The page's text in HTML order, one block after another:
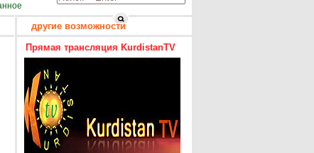
другие возможности
Прямая трансляция KurdistanTV